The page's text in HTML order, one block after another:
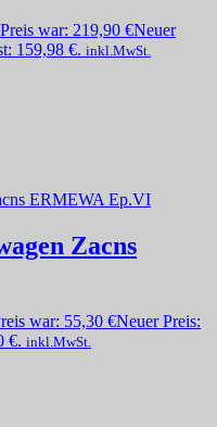
war: 219,90 €Neuer
159,98 €. inkl.MwSt.
Zacns
war: 55,30 €Neuer Preis:
€. inkl.MwSt.